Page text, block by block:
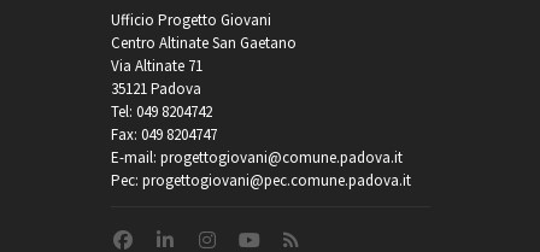
Ufficio Progetto Giovani
Centro Altinate San Gaetano
Via Altinate 71
35121 Padova
Tel: 049 8204742
Fax: 049 8204747
E-mail: progettogiovani@comune.padova.it
Pec: progettogiovani@pec.comune.padova.it